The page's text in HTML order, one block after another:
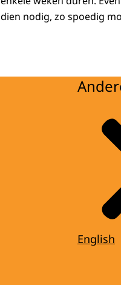
nodig, zo spoedig
English